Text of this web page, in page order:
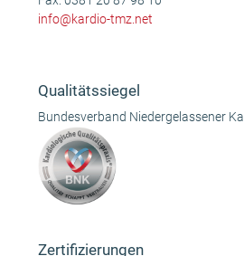
info@kardio-tmz.net
Qualitätssiegel
Bundesverband Niedergelassener
Zertifizierungen